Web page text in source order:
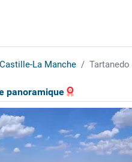
Castille-La Manche
panoramique